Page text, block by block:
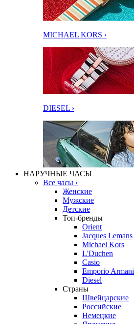
MICHAEL KORS ›
DIESEL ›
НАРУЧНЫЕ ЧАСЫ
Все часы ›
Женские
Мужские
Детские
Топ-бренды
Orient
Jacques Lemans
Michael Kors
L'Duchen
Casio
Emporio Armani
Diesel
Страны
Швейцарские
Российские
Немецкие